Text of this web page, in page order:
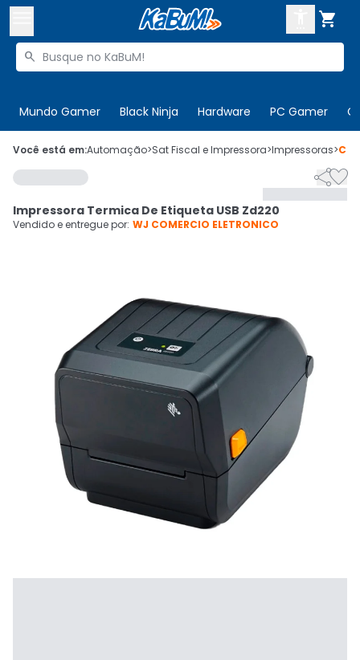

Buscar produtos

Mundo Gamer Black Ninja Hardware PC Gamer
 Olá. Acesse sua conta
 Departamentos
Cupons
CADASTRE-SE
Você está em:Automação>Sat Fiscal e Impressora>Impressoras>

Impressora Termica De Etiqueta USB Zd220
Vendido e entregue por: WJ COMERCIO ELETRONICO